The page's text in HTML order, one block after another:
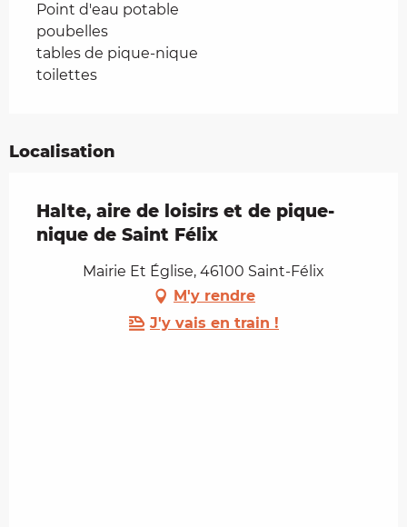
Point d'eau potable
poubelles
tables de pique-nique
toilettes
Localisation
Halte, aire de loisirs et de pique-
nique de Saint Félix
Mairie Et Église, 46100 Saint-Félix
M'y rendre
J'y vais en train !